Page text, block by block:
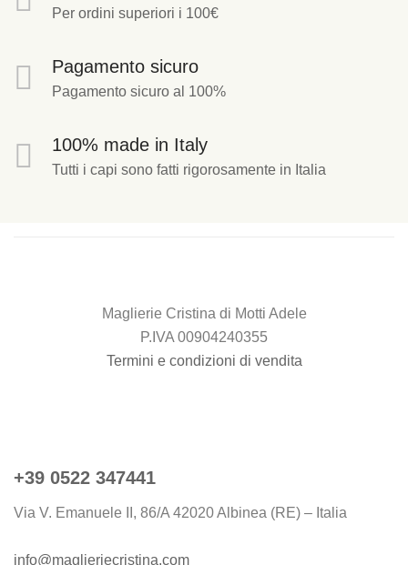
Per ordini superiori i 100€
Pagamento sicuro
Pagamento sicuro al 100%
100% made in Italy
Tutti i capi sono fatti rigorosamente in Italia
Maglierie Cristina di Motti Adele
P.IVA 00904240355
Termini e condizioni di vendita
+39 0522 347441
Via V. Emanuele II, 86/A 42020 Albinea (RE) – Italia
info@maglieriecristina.com